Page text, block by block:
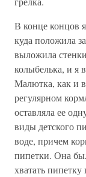
В конце концов
куда положила
выложила
колыбелька, и я
Малютка, как и
регулярном
оставляла ее
виды детского
воде, причем
пипетки. Она
хватать